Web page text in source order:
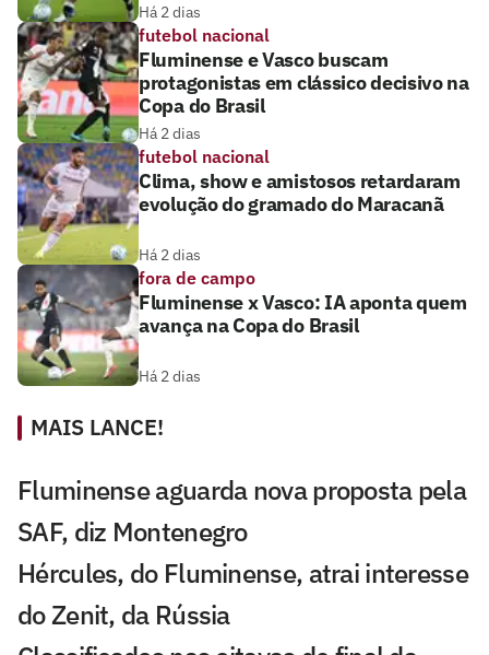
Há 2 dias
futebol nacional
Fluminense e Vasco buscam
protagonistas em clássico decisivo na
Copa do Brasil
Há 2 dias
futebol nacional
Clima, show e amistosos retardaram
evolução do gramado do Maracanã
Há 2 dias
fora de campo
Fluminense x Vasco: IA aponta quem
avança na Copa do Brasil
Há 2 dias
MAIS LANCE!
Fluminense aguarda nova proposta pela
SAF, diz Montenegro
Hércules, do Fluminense, atrai interesse
do Zenit, da Rússia